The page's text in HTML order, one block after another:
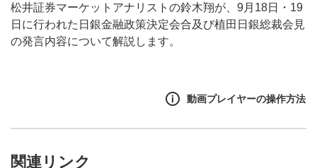
松井証券マーケットアナリストの鈴木翔が、9月18日・19
日に行われた日銀金融政策決定会合及び植田日銀総裁会見
の発言内容について解説します。
動画プレイヤーの操作方法
関連リンク